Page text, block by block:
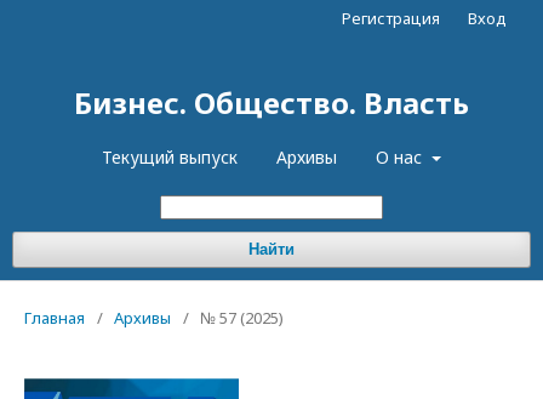
Бизнес. Общество. Власть
Текущий выпуск Архивы О нас
Найти
Регистрация Вход
Главная / Архивы / № 57 (2025)